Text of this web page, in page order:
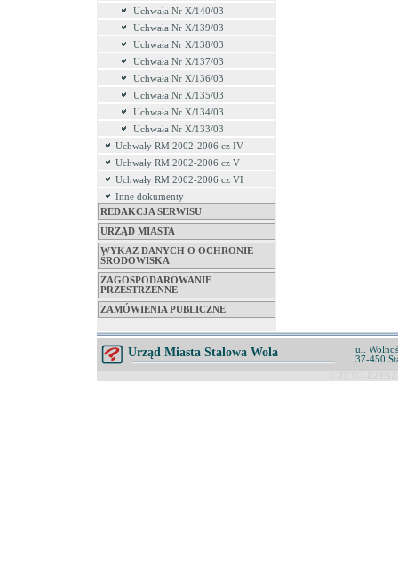
Uchwała Nr X/140/03
Uchwała Nr X/139/03
Uchwała Nr X/138/03
Uchwała Nr X/137/03
Uchwała Nr X/136/03
Uchwała Nr X/135/03
Uchwała Nr X/134/03
Uchwała Nr X/133/03
Uchwały RM 2002-2006 cz IV
Uchwały RM 2002-2006 cz V
Uchwały RM 2002-2006 cz VI
Inne dokumenty
REDAKCJA SERWISU
URZĄD MIASTA
WYKAZ DANYCH O OCHRONIE
ŚRODOWISKA
ZAGOSPODAROWANIE
PRZESTRZENNE
ZAMÓWIENIA PUBLICZNE
Urząd Miasta Stalowa Wola
ul.
37-450